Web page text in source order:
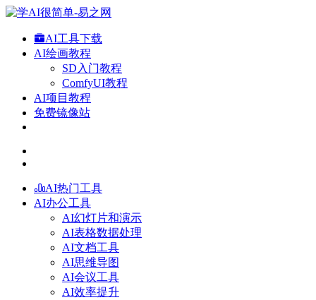
AI工具下载
AI绘画教程
SD入门教程
ComfyUI教程
AI项目教程
免费镜像站
AI热门工具
AI办公工具
AI幻灯片和演示
AI表格数据处理
AI文档工具
AI思维导图
AI会议工具
AI效率提升